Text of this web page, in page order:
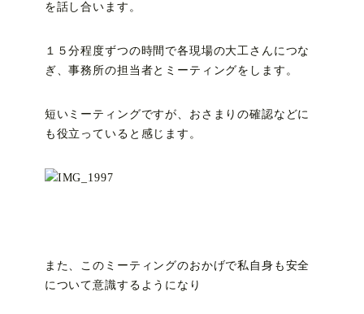
を話し合います。
１５分程度ずつの時間で各現場の大工さんにつな
ぎ、事務所の担当者とミーティングをします。
短いミーティングですが、おさまりの確認などに
も役立っていると感じます。
また、このミーティングのおかげで私自身も安全
について意識するようになり